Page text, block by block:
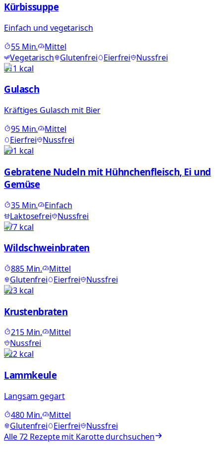
Kürbissuppe
Einfach und vegetarisch
55Min.
Mittel
Vegetarisch
Glutenfrei Eierfrei
Nussfrei
611 kcal
Gulasch
Kräftiges Gulasch mit Bier
95Min.
Mittel
Eierfrei
Nussfrei
291 kcal
Gebratene Nudeln mit Hühnchenfleisch, Ei und
Gemüse
35Min.
Einfach
Laktosefrei
Nussfrei
477kcal
Wildschweinbraten
885Min.
Mittel
Glutenfrei
Eierfrei
Nussfrei
823kcal
Krustenbraten
215Min.
Mittel
Nussfrei
722kcal
Lammkeule
Langsam gegart
480Min.
Mittel
Glutenfrei
Eierfrei
Nussfrei
Alle72 Rezepte mit Karottedurchsuchen